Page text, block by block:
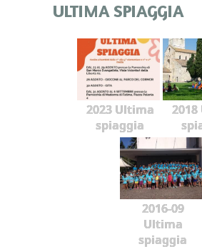
ULTIMA SPIAGGIA
2023 Ultima
spiaggia
2016-09
Ultima
spiaggia